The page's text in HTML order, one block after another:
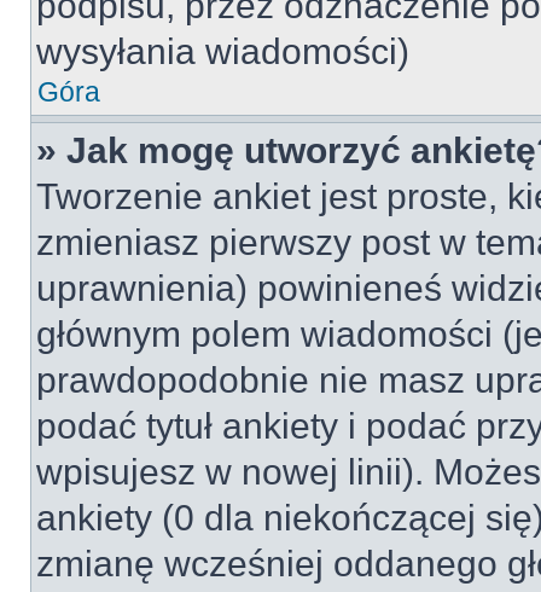
wysyłania wiadomości)
Góra
» Jak mogę utworzyć
Tworzenie ankiet jest proste,
zmieniasz pierwszy post w
uprawnienia) powinieneś
głównym polem wiadomości
prawdopodobnie nie masz
podać tytuł ankiety i podać
wpisujesz w nowej linii).
ankiety (0 dla niekończącej
zmianę wcześniej oddanego